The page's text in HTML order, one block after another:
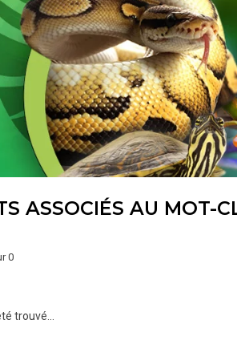
ASSOCIÉS AU MOT-
0
trouvé...